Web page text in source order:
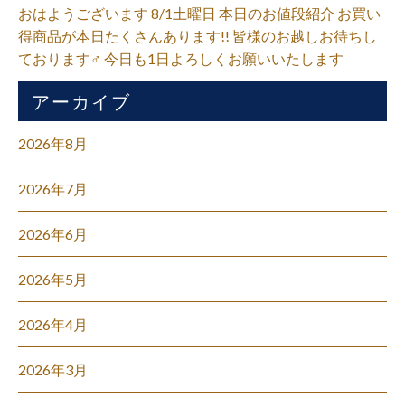
おはようございます 8/1土曜日 本日のお値段紹介 お買い
得商品が本日たくさんあります!! 皆様のお越しお待ちし
ております‍♂️ 今日も1日よろしくお願いいたします
アーカイブ
2026年8月
2026年7月
2026年6月
2026年5月
2026年4月
2026年3月